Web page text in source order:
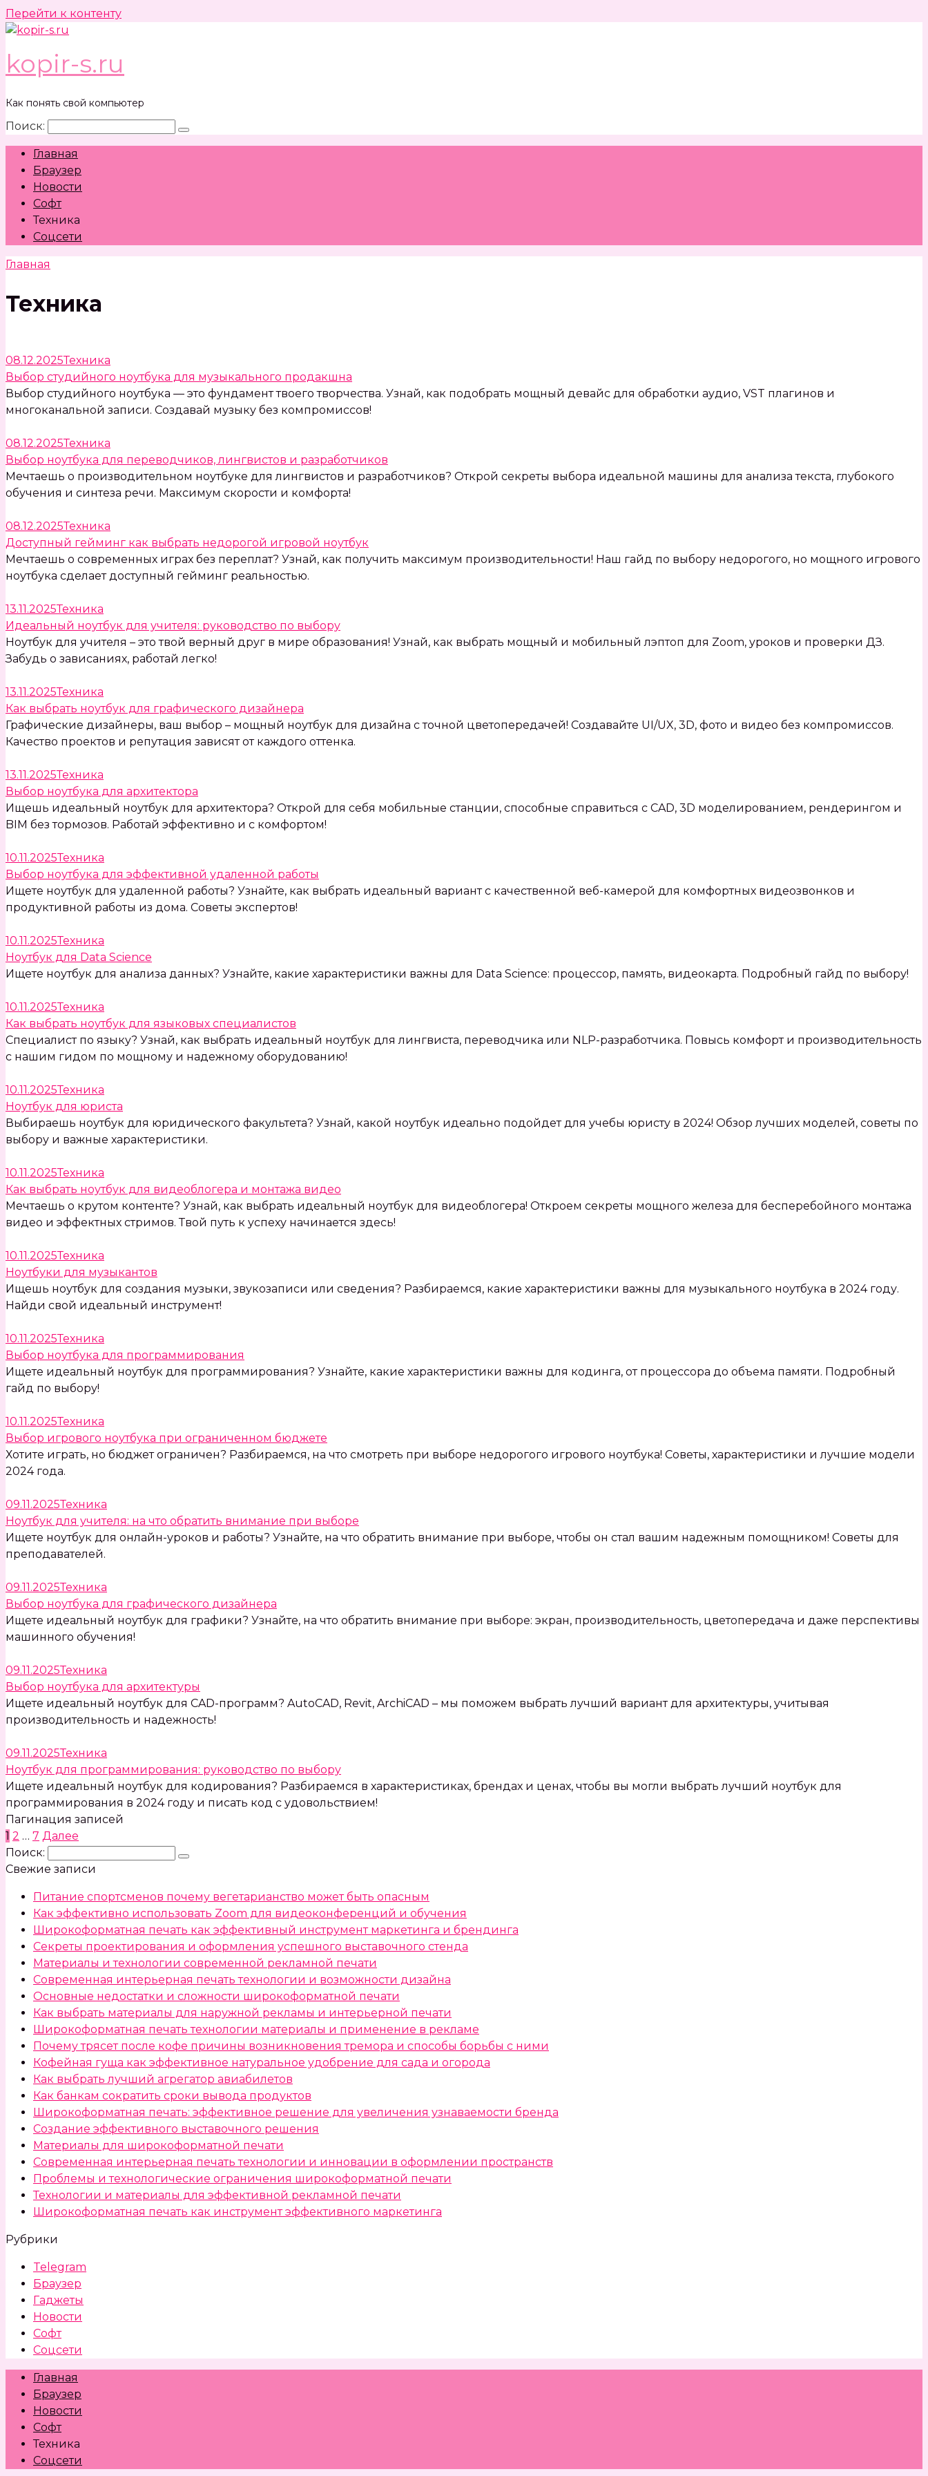
Перейти к контенту
kopir-s.ru
Как понять свой компьютер
Поиск:
Главная
Браузер
Новости
Софт
Техника
Соцсети
Главная
Техника
08.12.2025Техника
Выбор студийного ноутбука для музыкального продакшна
Выбор студийного ноутбука — это фундамент твоего творчества. Узнай, как подобрать мощный девайс для обработки аудио, VST плагинов и
многоканальной записи. Создавай музыку без компромиссов!
08.12.2025Техника
Выбор ноутбука для переводчиков, лингвистов и разработчиков
Мечтаешь о производительном ноутбуке для лингвистов и разработчиков? Открой секреты выбора идеальной машины для анализа текста, глубокого
обучения и синтеза речи. Максимум скорости и комфорта!
08.12.2025Техника
Доступный гейминг как выбрать недорогой игровой ноутбук
Мечтаешь о современных играх без переплат? Узнай, как получить максимум производительности! Наш гайд по выбору недорогого, но мощного игрового
ноутбука сделает доступный гейминг реальностью.
13.11.2025Техника
Идеальный ноутбук для учителя: руководство по выбору
Ноутбук для учителя – это твой верный друг в мире образования! Узнай, как выбрать мощный и мобильный лэптоп для Zoom, уроков и проверки ДЗ.
Забудь о зависаниях, работай легко!
13.11.2025Техника
Как выбрать ноутбук для графического дизайнера
Графические дизайнеры, ваш выбор – мощный ноутбук для дизайна с точной цветопередачей! Создавайте UI/UX, 3D, фото и видео без компромиссов.
Качество проектов и репутация зависят от каждого оттенка.
13.11.2025Техника
Выбор ноутбука для архитектора
Ищешь идеальный ноутбук для архитектора? Открой для себя мобильные станции, способные справиться с CAD, 3D моделированием, рендерингом и
BIM без тормозов. Работай эффективно и с комфортом!
10.11.2025Техника
Выбор ноутбука для эффективной удаленной работы
Ищете ноутбук для удаленной работы? Узнайте, как выбрать идеальный вариант с качественной веб-камерой для комфортных видеозвонков и
продуктивной работы из дома. Советы экспертов!
10.11.2025Техника
Ноутбук для Data Science
Ищете ноутбук для анализа данных? Узнайте, какие характеристики важны для Data Science: процессор, память, видеокарта. Подробный гайд по выбору!
10.11.2025Техника
Как выбрать ноутбук для языковых специалистов
Специалист по языку? Узнай, как выбрать идеальный ноутбук для лингвиста, переводчика или NLP-разработчика. Повысь комфорт и производительность
с нашим гидом по мощному и надежному оборудованию!
10.11.2025Техника
Ноутбук для юриста
Выбираешь ноутбук для юридического факультета? Узнай, какой ноутбук идеально подойдет для учебы юристу в 2024! Обзор лучших моделей, советы по
выбору и важные характеристики.
10.11.2025Техника
Как выбрать ноутбук для видеоблогера и монтажа видео
Мечтаешь о крутом контенте? Узнай, как выбрать идеальный ноутбук для видеоблогера! Откроем секреты мощного железа для бесперебойного монтажа
видео и эффектных стримов. Твой путь к успеху начинается здесь!
10.11.2025Техника
Ноутбуки для музыкантов
Ищешь ноутбук для создания музыки, звукозаписи или сведения? Разбираемся, какие характеристики важны для музыкального ноутбука в 2024 году.
Найди свой идеальный инструмент!
10.11.2025Техника
Выбор ноутбука для программирования
Ищете идеальный ноутбук для программирования? Узнайте, какие характеристики важны для кодинга, от процессора до объема памяти. Подробный
гайд по выбору!
10.11.2025Техника
Выбор игрового ноутбука при ограниченном бюджете
Хотите играть, но бюджет ограничен? Разбираемся, на что смотреть при выборе недорогого игрового ноутбука! Советы, характеристики и лучшие модели
2024 года.
09.11.2025Техника
Ноутбук для учителя: на что обратить внимание при выборе
Ищете ноутбук для онлайн-уроков и работы? Узнайте, на что обратить внимание при выборе, чтобы он стал вашим надежным помощником! Советы для
преподавателей.
09.11.2025Техника
Выбор ноутбука для графического дизайнера
Ищете идеальный ноутбук для графики? Узнайте, на что обратить внимание при выборе: экран, производительность, цветопередача и даже перспективы
машинного обучения!
09.11.2025Техника
Выбор ноутбука для архитектуры
Ищете идеальный ноутбук для CAD-программ? AutoCAD, Revit, ArchiCAD – мы поможем выбрать лучший вариант для архитектуры, учитывая
производительность и надежность!
09.11.2025Техника
Ноутбук для программирования: руководство по выбору
Ищете идеальный ноутбук для кодирования? Разбираемся в характеристиках, брендах и ценах, чтобы вы могли выбрать лучший ноутбук для
программирования в 2024 году и писать код с удовольствием!
Пагинация записей
1 2 … 7 Далее
Поиск:
Свежие записи
Питание спортсменов почему вегетарианство может быть опасным
Как эффективно использовать Zoom для видеоконференций и обучения
Широкоформатная печать как эффективный инструмент маркетинга и брендинга
Секреты проектирования и оформления успешного выставочного стенда
Материалы и технологии современной рекламной печати
Современная интерьерная печать технологии и возможности дизайна
Основные недостатки и сложности широкоформатной печати
Как выбрать материалы для наружной рекламы и интерьерной печати
Широкоформатная печать технологии материалы и применение в рекламе
Почему трясет после кофе причины возникновения тремора и способы борьбы с ними
Кофейная гуща как эффективное натуральное удобрение для сада и огорода
Как выбрать лучший агрегатор авиабилетов
Как банкам сократить сроки вывода продуктов
Широкоформатная печать: эффективное решение для увеличения узнаваемости бренда
Создание эффективного выставочного решения
Материалы для широкоформатной печати
Современная интерьерная печать технологии и инновации в оформлении пространств
Проблемы и технологические ограничения широкоформатной печати
Технологии и материалы для эффективной рекламной печати
Широкоформатная печать как инструмент эффективного маркетинга
Рубрики
Telegram
Браузер
Гаджеты
Новости
Софт
Соцсети
Главная
Браузер
Новости
Софт
Техника
Соцсети